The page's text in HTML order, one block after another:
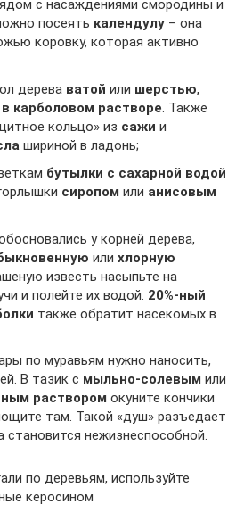
с насаждениями смородины и
посеять календулу – она
коровку, которая активно
дерева ватой или шерстью,
карболовом растворе . Также
кольцо» из сажи и
шириной в ладонь;
бутылки с сахарной водой
сиропом или анисовым
у корней дерева,
или хлорную
известь насыпьте на
и полейте их водой. 20%-ный
также обратит насекомых в
по муравьям нужно наносить,
В тазик с мыльно-солевым или
раствором окуните кончики
там. Такой «душ» разъедает
становится нежизнеспособной.
по деревьям, используйте
керосином